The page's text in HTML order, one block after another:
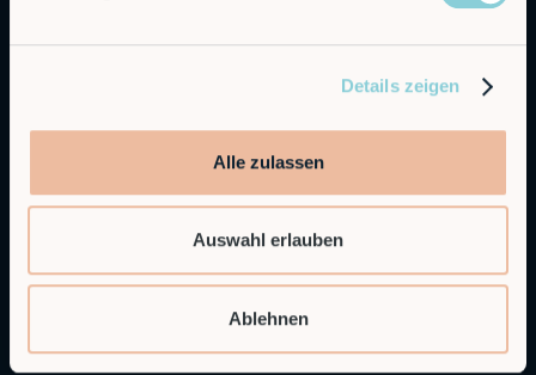
Details zeigen
Alle zulassen
Auswahl erlauben
Ablehnen
Integrated Solutions
CNC Maschinen Be- und Entladen
Mehr Anwendungsfälle
Industrien